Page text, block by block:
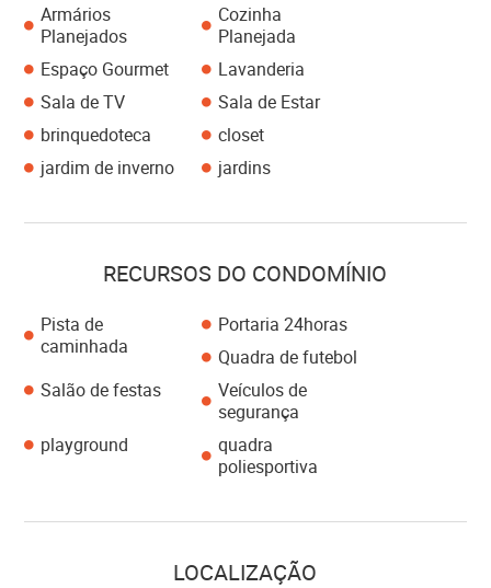
Armários
Planejados
Cozinha
Planejada
Espaço Gourmet
Lavanderia
Sala de TV
Sala de Estar
brinquedoteca
closet
jardim de inverno
jardins
RECURSOS DO CONDOMÍNIO
Pista de
caminhada
Portaria 24horas
Quadra de futebol
Salão de festas
Veículos de
segurança
playground
quadra
poliesportiva
LOCALIZAÇÃO